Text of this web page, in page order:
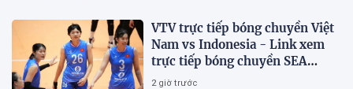
VTV trực tiếp bóng chuyền Việt
Nam vs Indonesia - Link xem
trực tiếp bóng chuyền SEA
V.Cup 2026 hôm nay 7/8
2 giờ trước